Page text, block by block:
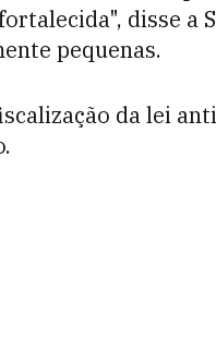
disse a
pequenas.
da lei